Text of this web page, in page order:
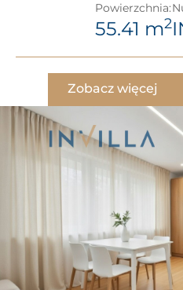
Powierzchnia:
55.41 m2
Zobacz więcej